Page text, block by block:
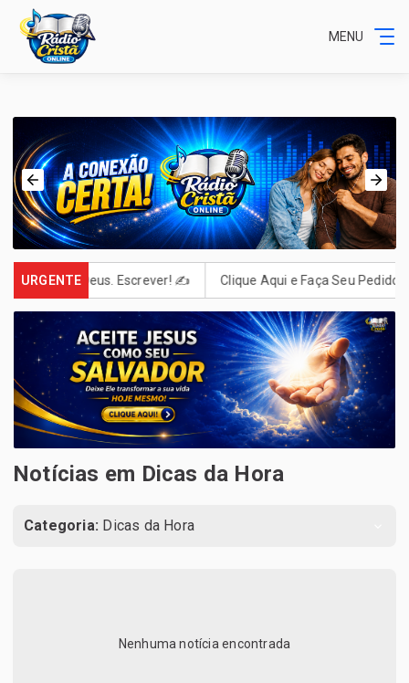
MENU
URGENTE
Para Deus. Escrever! ✍️ Clique Aqui e Faça Seu Pedido!
Notícias em Dicas da Hora
Categoria: Dicas da Hora
Nenhuma notícia encontrada